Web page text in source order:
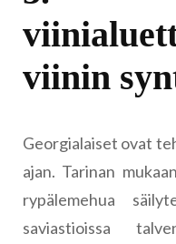
viinin
Georgialaiset ovat
ajan. Tarinan
rypälemehua
saviastioissa